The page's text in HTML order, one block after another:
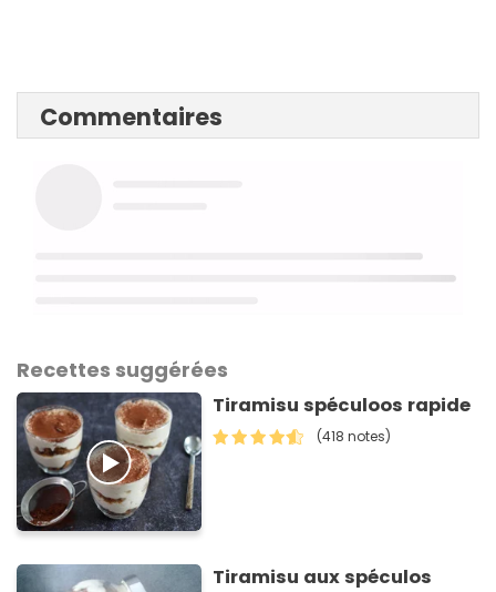
Commentaires
Recettes suggérées
Tiramisu spéculoos rapide
(418 notes)
Tiramisu aux spéculos